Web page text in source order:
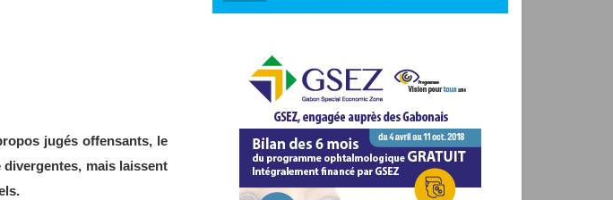
jugés offensants, le
mais laissent